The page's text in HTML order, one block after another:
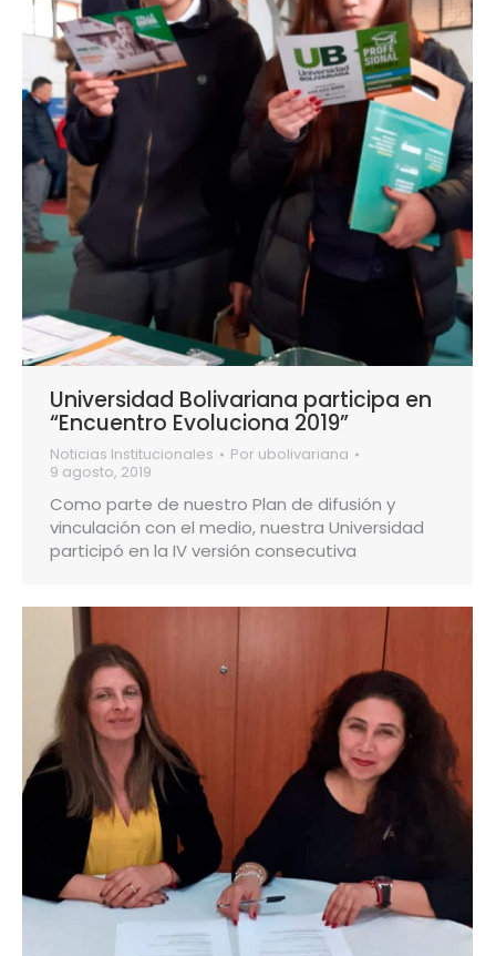
Universidad Bolivariana participa en
“Encuentro Evoluciona 2019”
Noticias Institucionales Por ubolivariana
9 agosto, 2019
Como parte de nuestro Plan de difusión y
vinculación con el medio, nuestra Universidad
participó en la IV versión consecutiva